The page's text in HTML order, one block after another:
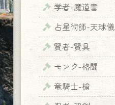
学者-魔道書
占星術師-天球儀
賢者-賢具
モンク-格闘
竜騎士-槍